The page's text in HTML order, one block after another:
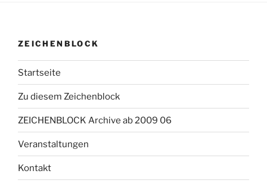
ZEICHENBLOCK
Startseite
Zu diesem Zeichenblock
ZEICHENBLOCK Archive ab 2009 06
Veranstaltungen
Kontakt